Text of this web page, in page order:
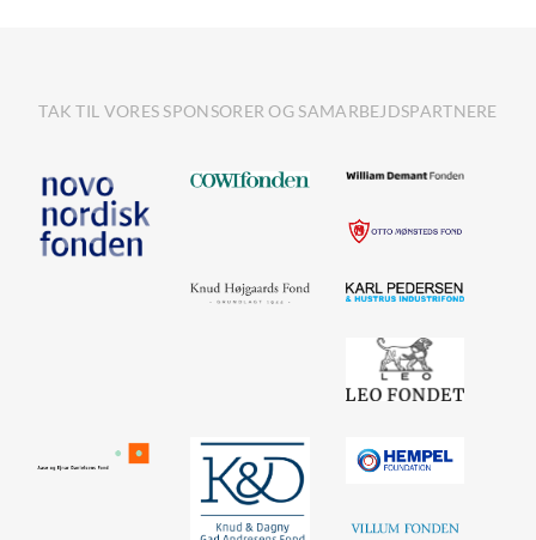
TAK TIL VORES SPONSORER OG SAMARBEJDSPARTNERE